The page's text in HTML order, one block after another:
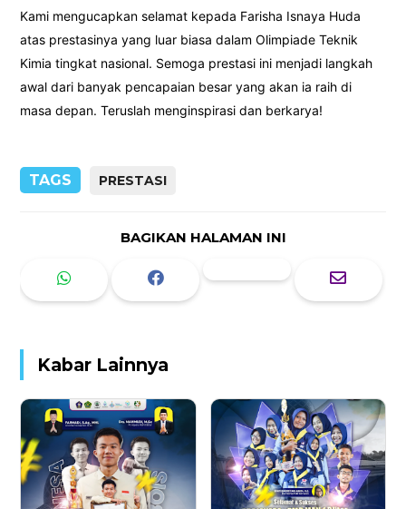
Kami mengucapkan selamat kepada Farisha Isnaya Huda
atas prestasinya yang luar biasa dalam Olimpiade Teknik
Kimia tingkat nasional. Semoga prestasi ini menjadi langkah
awal dari banyak pencapaian besar yang akan ia raih di
masa depan. Teruslah menginspirasi dan berkarya!
TAGS PRESTASI
BAGIKAN HALAMAN INI
Kabar Lainnya